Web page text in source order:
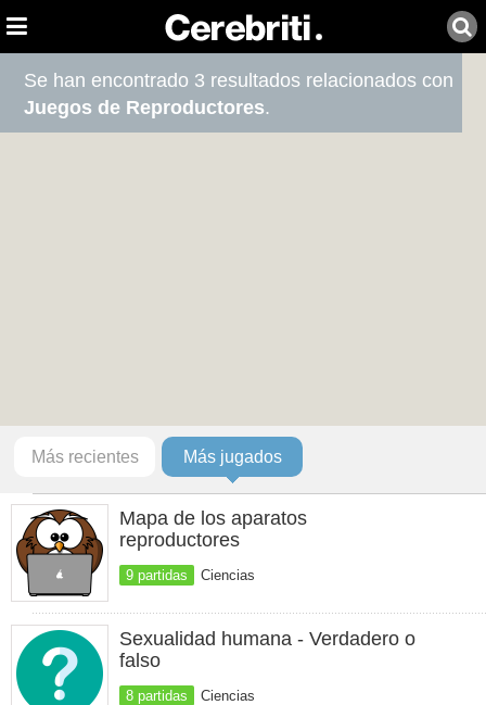
Se han encontrado 3 resultados relacionados con
Juegos de Reproductores.
Más recientes Más jugados
Mapa de los aparatos
reproductores
9 partidas Ciencias
Sexualidad humana - Verdadero o
falso
8 partidas Ciencias